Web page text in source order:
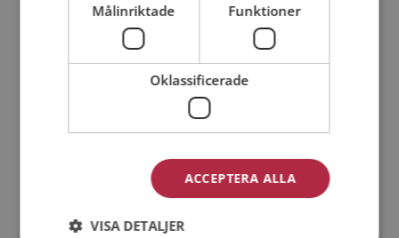
Min ålder:
Medlemsvillkoren
Jag accepterarPersonuppgiftspolicyn
Målinriktade Funktioner
Oklassificerade
ACCEPTERA ALLA
VISA DETALJER